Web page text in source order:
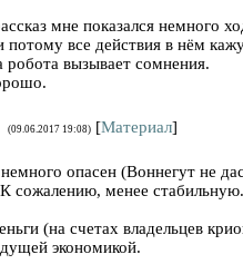
мне показался немного
потому все действия в нём
робота вызывает сомнения.
(09.06.2017 19:08) [Материал]
опасен (Воннегут не
сожалению, менее стабильную.
(на счетах владельцев
экономикой.